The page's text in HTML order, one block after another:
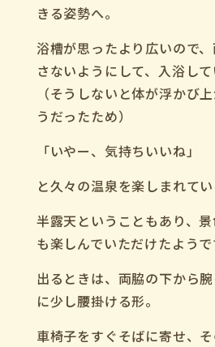
きる姿勢へ。
浴槽が思ったより広いので
さないようにして、入浴して
（そうしないと体が浮かび
うだったため）
「いやー、気持ちいいね」
と久々の温泉を楽しまれてい
半露天ということもあり、
も楽しんでいただけたようで
出るときは、両脇の下から
に少し腰掛ける形。
車椅子をすぐそばに寄せ、